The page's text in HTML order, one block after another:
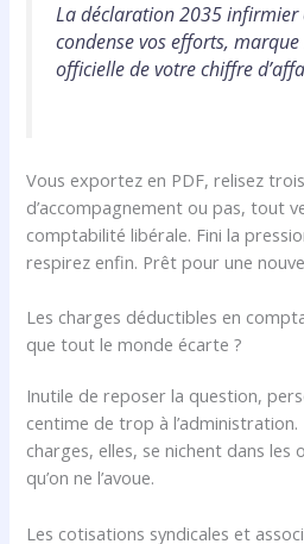
La déclaration 2035 infirmier
condense vos efforts,
officielle de votre chiffre
Vous exportez en PDF, relisez
d’accompagnement ou pas, tout
comptabilité libérale. Fini la
respirez enfin. Prêt pour une
Les charges déductibles en
que tout le monde écarte ?
Inutile de reposer la question,
centime de trop à
charges, elles, se nichent dans les
qu’on ne l’avoue.
Les cotisations syndicales et